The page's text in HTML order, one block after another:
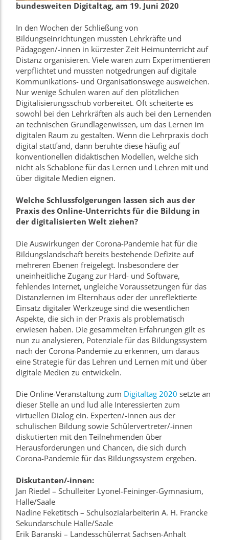
bundesweiten Digitaltag, am 19. Juni 2020
In den Wochen der Schließung von
Bildungseinrichtungen mussten Lehrkräfte und
Pädagogen/-innen in kürzester Zeit Heimunterricht auf
Distanz organisieren. Viele waren zum Experimentieren
verpflichtet und mussten notgedrungen auf digitale
Kommunikations- und Organisationswege ausweichen.
Nur wenige Schulen waren auf den plötzlichen
Digitalisierungsschub vorbereitet. Oft scheiterte es
sowohl bei den Lehrkräften als auch bei den Lernenden
an technischen Grundlagenwissen, um das Lernen im
digitalen Raum zu gestalten. Wenn die Lehrpraxis doch
digital stattfand, dann beruhte diese häufig auf
konventionellen didaktischen Modellen, welche sich
nicht als Schablone für das Lernen und Lehren mit und
über digitale Medien eignen.
Welche Schlussfolgerungen lassen sich aus der
Praxis des Online-Unterrichts für die Bildung in
der digitalisierten Welt ziehen?
Die Auswirkungen der Corona-Pandemie hat für die
Bildungslandschaft bereits bestehende Defizite auf
mehreren Ebenen freigelegt. Insbesondere der
uneinheitliche Zugang zur Hard- und Software,
fehlendes Internet, ungleiche Voraussetzungen für das
Distanzlernen im Elternhaus oder der unreflektierte
Einsatz digitaler Werkzeuge sind die wesentlichen
Aspekte, die sich in der Praxis als problematisch
erwiesen haben. Die gesammelten Erfahrungen gilt es
nun zu analysieren, Potenziale für das Bildungssystem
nach der Corona-Pandemie zu erkennen, um daraus
eine Strategie für das Lehren und Lernen mit und über
digitale Medien zu entwickeln.
Die Online-Veranstaltung zum Digitaltag 2020 setzte an
dieser Stelle an und lud alle Interessierten zum
virtuellen Dialog ein. Experten/-innen aus der
schulischen Bildung sowie Schülervertreter/-innen
diskutierten mit den Teilnehmenden über
Herausforderungen und Chancen, die sich durch
Corona-Pandemie für das Bildungssystem ergeben.
Diskutanten/-innen:
Jan Riedel – Schulleiter Lyonel-Feininger-Gymnasium,
Halle/Saale
Nadine Feketitsch – Schulsozialarbeiterin A. H. Francke
Sekundarschule Halle/Saale
Erik Baranski – Landesschülerrat Sachsen-Anhalt